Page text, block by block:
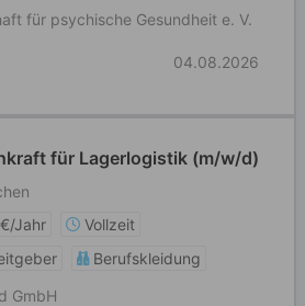
für psychische Gesundheit e. V.
04.08.2026
für Lagerlogistik (m/w/d)
Jahr
Vollzeit
Berufskleidung
GmbH